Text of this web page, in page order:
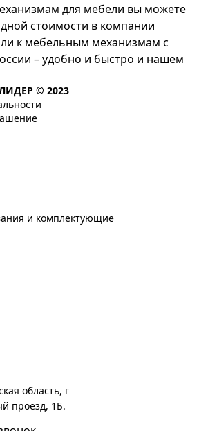
для мебели вы можете
стоимости в компании
к мебельным механизмам с
– удобно и быстро и нашем
© 2023
и комплектующие
область, г
проезд, 1Б.